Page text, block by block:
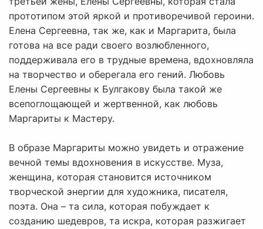
прототипом этой яркой и противоречивой героини.
Елена Сергеевна, так же, как и Маргарита, была
готова на все ради своего возлюбленного,
поддерживала его в трудные времена, вдохновляла
на творчество и оберегала его гений. Любовь
Елены Сергеевны к Булгакову была такой же
всепоглощающей и жертвенной, как любовь
Маргариты к Мастеру.
В образе Маргариты можно увидеть и отражение
вечной темы вдохновения в искусстве. Муза,
женщина, которая становится источником
творческой энергии для художника, писателя,
поэта. Она – та сила, которая побуждает к
созданию шедевров, та искра, которая разжигает